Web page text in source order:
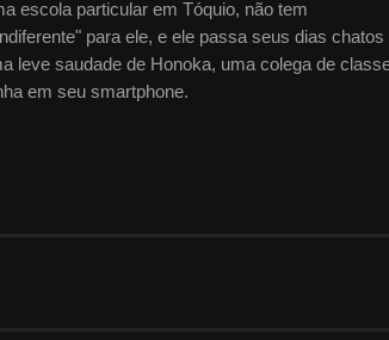
escola particular em Tóquio, não tem
para ele, e ele passa seus dias chatos
leve saudade de Honoka, uma colega de
em seu smartphone.